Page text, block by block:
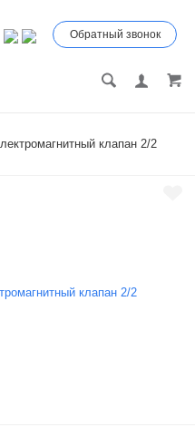
Обратный звонок
клапан 2/2